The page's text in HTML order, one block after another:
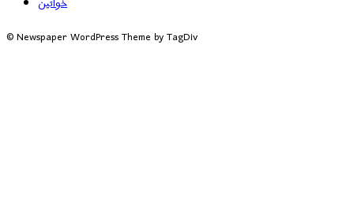
© Newspaper WordPress Theme by TagDiv